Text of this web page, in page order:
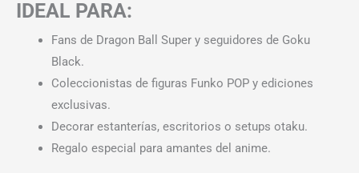
IDEAL PARA:
Fans de Dragon Ball Super y seguidores de Goku
Black.
Coleccionistas de figuras Funko POP y ediciones
exclusivas.
Decorar estanterías, escritorios o setups otaku.
Regalo especial para amantes del anime.